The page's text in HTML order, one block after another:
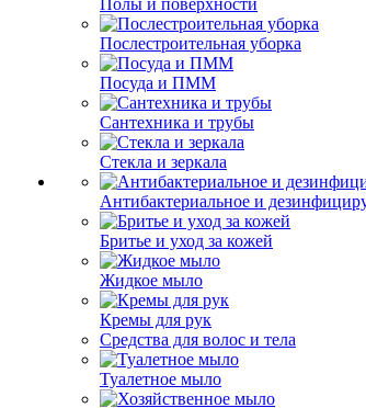
Полы и поверхности
Послестроительная уборка
Посуда и ПММ
Сантехника и трубы
Стекла и зеркала
Антибактериальное и
Бритье и уход за кожей
Жидкое мыло
Кремы для рук
Средства для волос и тела
Туалетное мыло